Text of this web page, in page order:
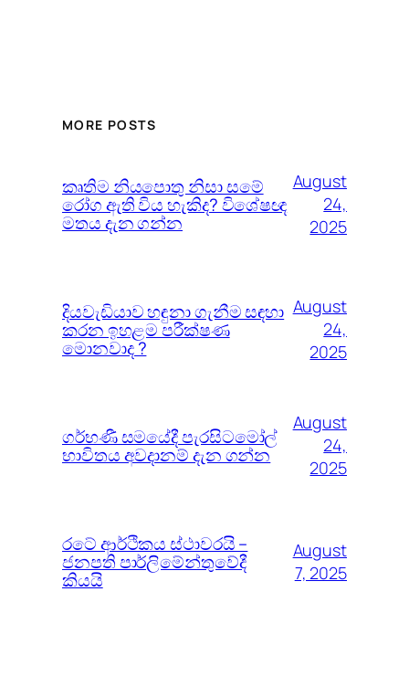
MORE POSTS
කෘතිම නියපොතු නිසා සමේ
රෝග ඇති විය හැකිද? විශේෂඥ
මතය දැන ගන්න
August
24,
2025
දියවැඩියාව හඳුනා ගැනීම සඳහා
කරන ඉහළම පරීක්ෂණ
මොනවාද ?
August
24,
2025
ගර්භණී සමයේදී පැරසිටමෝල්
භාවිතය අවදානම් දැන ගන්න
August
24,
2025
රටේ ආර්ථිකය ස්ථාවරයි –
ජනපති පාර්ලිමේන්තුවේදී
කියයි
August
7, 2025